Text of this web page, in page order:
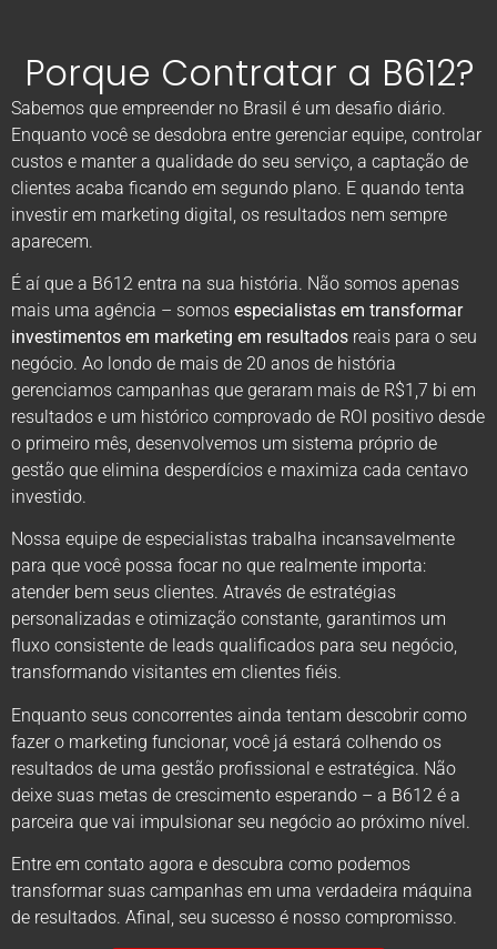
Porque Contratar a B612?
Sabemos que empreender no Brasil é um desafio diário.
Enquanto você se desdobra entre gerenciar equipe, controlar
custos e manter a qualidade do seu serviço, a captação de
clientes acaba ficando em segundo plano. E quando tenta
investir em marketing digital, os resultados nem sempre
aparecem.
É aí que a B612 entra na sua história. Não somos apenas
mais uma agência – somos especialistas em transformar
investimentos em marketing em resultados reais para o seu
negócio. Ao londo de mais de 20 anos de história
gerenciamos campanhas que geraram mais de R$1,7 bi em
resultados e um histórico comprovado de ROI positivo desde
o primeiro mês, desenvolvemos um sistema próprio de
gestão que elimina desperdícios e maximiza cada centavo
investido.
Nossa equipe de especialistas trabalha incansavelmente
para que você possa focar no que realmente importa:
atender bem seus clientes. Através de estratégias
personalizadas e otimização constante, garantimos um
fluxo consistente de leads qualificados para seu negócio,
transformando visitantes em clientes fiéis.
Enquanto seus concorrentes ainda tentam descobrir como
fazer o marketing funcionar, você já estará colhendo os
resultados de uma gestão profissional e estratégica. Não
deixe suas metas de crescimento esperando – a B612 é a
parceira que vai impulsionar seu negócio ao próximo nível.
Entre em contato agora e descubra como podemos
transformar suas campanhas em uma verdadeira máquina
de resultados. Afinal, seu sucesso é nosso compromisso.